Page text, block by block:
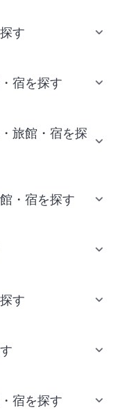
す
宿を探す
旅館・宿を探
・宿を探す
す
宿を探す